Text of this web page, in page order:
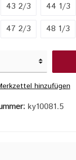
43 2/3 44 1/3
47 2/3 48 1/3
hinzufügen
ky10081.5